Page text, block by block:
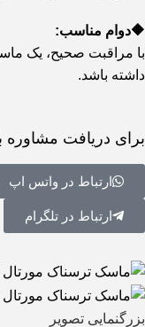
🔶دوام مناسب:
با مراقبت صحیح، یک
داشته باشد.
برای دریافت مشاوره
ارتباط در واتس اپ
ارتباط در تلگرام
بزرگنمایی تصویر